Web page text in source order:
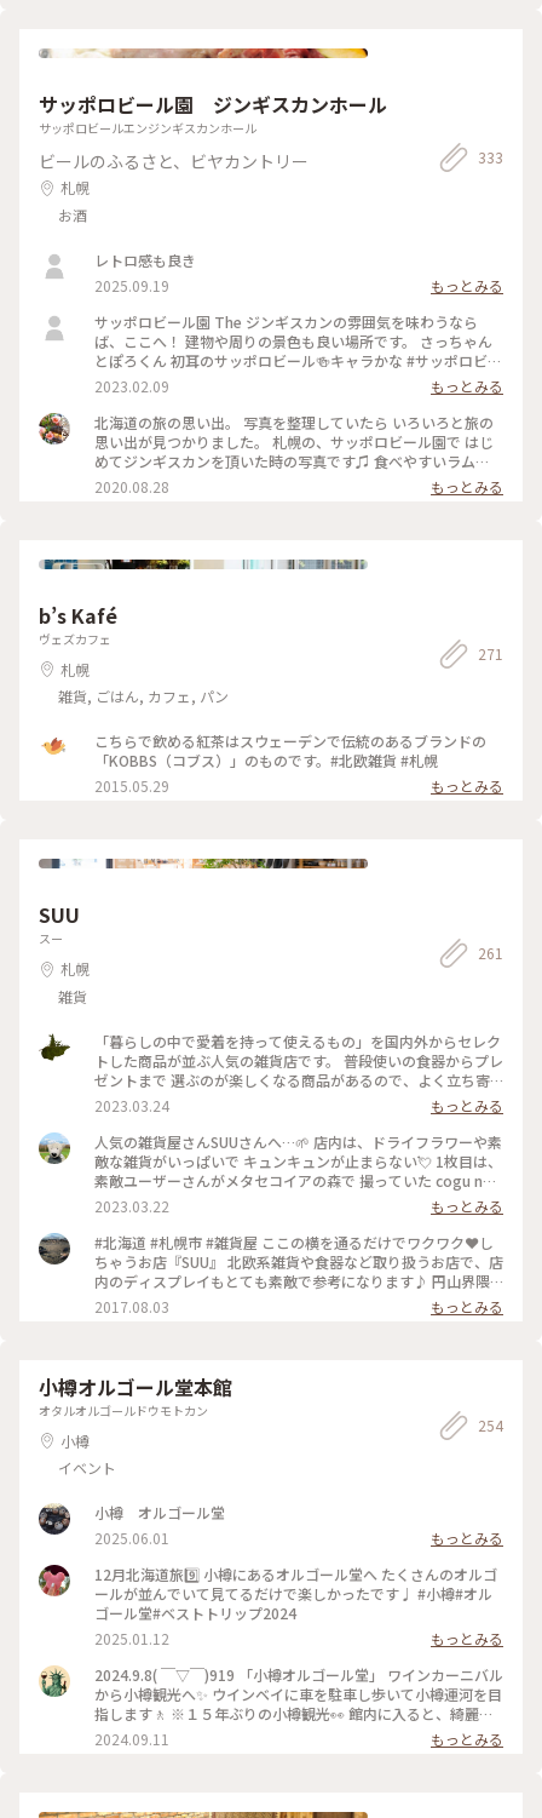
ホール #幻想的な空間 #浮き球 #ミルクティーソフト #ランプ #
ジュールを組んだ記憶😂 その時も『小樽でガラス細工のお土
身を置くだけで ワクワクが止まらない✨ 元はニシン漁の倉庫
の建物、漁に使うブイ（浮き玉）造りからガラス製品が盛んに
なった事。 歴史あってこそ 今の賑わいがここにあるんですね
😌 ＊ お目当ての林檎🍎は迷う事なく 2色
サッポロビール園 ジンギスカンホール
サッポロビールエンジンギスカンホール
ビールのふるさと、ビヤカントリー
札幌
お酒
333
レトロ感も良き
2025.09.19
もっとみる
サッポロビール園 The ジンギスカンの雰囲気を味わうなら
ば、ここへ！ 建物や周りの景色も良い場所です。 さっちゃん
とぽろくん 初耳のサッポロビール🍻キャラかな #サッポロビー
ル園 #ジンギスカン #札幌
2023.02.09
もっとみる
北海道の旅の思い出。 写真を整理していたら いろいろと旅の
思い出が見つかりました。 札幌の、サッポロビール園で はじ
めてジンギスカンを頂いた時の写真です♫ 食べやすいラム
肉、 そしてビールも美味しかったです♡ またいつの日か食べ
に行きたいなぁ(*´-`)✨ #北海道 #札幌 #サッポロビール園 #ジ
2020.08.28 もっとみる
b’s Kafé
ヴェズカフェ
札幌
雑貨, ごはん, カフェ, パン
271
こちらで飲める紅茶はスウェーデンで伝統のあるブランドの
「KOBBS（コブス）」のものです。#北欧雑貨 #札幌
2015.05.29
もっとみる
SUU
スー
札幌
雑貨
261
「暮らしの中で愛着を持って使えるもの」を国内外からセレク
トした商品が並ぶ人気の雑貨店です。 普段使いの食器からプレ
ゼントまで 選ぶのが楽しくなる商品があるので、よく立ち寄
ります。 この日も素敵な出会いが！！ 素敵ユーザーさんの投
稿で気になっていた 「cogu no mori 」のツリーに出会えまし
た🌲 ２種類ありましたが、また出会えますように・・と 1本の
ツリーをお家のリビングに💓 こちらの大通西16丁目店は、大
通公園からもちょっと外れていますが、札幌駅のステラプレイ
楽しい時間 #私のことりっぷ旅 #Myことりっぷ #セレクトショ
ップ #西18丁目界隈 #素敵な出会い #お友だちと再会 #プレゼ
ント探し
2023.03.24
もっとみる
人気の雑貨屋さんSUUさんへ…🌱 店内は、ドライフラワーや素
敵な雑貨がいっぱいで キュンキュンが止まらない💘 1枚目は、
素敵ユーザーさんがメタセコイアの森で 撮っていた cogu no
moriのミニツリー🌲 1本ずつ木工職人さんが丁寧に1人で作ら
れているツリーだそうです❣️ 細かい部分まで、丁寧に作られて
いて…とっても美しい✨✨✨ 前回入荷した時も、お客さんが並
んだそうで… 入荷しても 即 売り切れたそうですよ‼️ たまたま
あったのは、奇跡かもと…🫢✨✨ かなり人気のツリーなので 私
も買おうかと かなり迷いましたが… なんせ家には、くまたん
がたくさん居るので 帰るまでに悩んで それでも欲しかったら
ときめく物がいっぱいでした✩.*˚ 札幌へ行かれた際には、是非
おすすめしますよ❣️ 2023.3.3 #私のことりっぷ旅 #Myことりっ
ぷ #花だより #北海道 #札幌 #楽しい時間 #雑貨 #ワクワクドキ
ラワー
2023.03.22
もっとみる
#北海道 #札幌市 #雑貨屋 ここの横を通るだけでワクワク❤️し
ちゃうお店『SUU』 北欧系雑貨や食器など取り扱うお店で、店
内のディスプレイもとても素敵で参考になります♪ 円山界隈
は、やっぱり洒落てるお店が多い♪ じゃ、したっけぇ〜(*˙꒳
˙*)‧⁺✧︎*
2017.08.03 もっとみる
小樽オルゴール堂本館
オタルオルゴールドウモトカン
小樽
イベント
254
小樽 オルゴール堂
2025.06.01
もっとみる
12月北海道旅9️⃣ 小樽にあるオルゴール堂へ たくさんのオルゴ
ールが並んでいて見てるだけで楽しかったです♩ #小樽#オル
ゴール堂#ベストトリップ2024
2025.01.12
もっとみる
2024.9.8( ￣▽￣)919 「小樽オルゴール堂」 ワインカーニバル
から小樽観光へ✨ ウインベイに車を駐車し歩いて小樽運河を目
指します🚶 ※１５年ぶりの小樽観光👀 館内に入ると、綺麗な
オルゴールと音色が広がり、クラシカルな建物が良い雰囲気を
出してます☺️ #北海道#小樽市#観光#散歩#小樽オルゴール堂#
2024.09.11 もっとみる